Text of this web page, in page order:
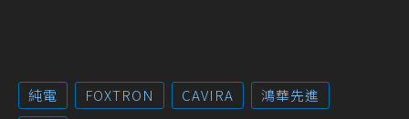
純電 FOXTRON CAVIRA
鴻華先進